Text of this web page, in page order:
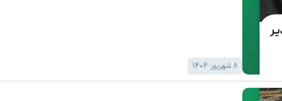
8 شهریور 1404